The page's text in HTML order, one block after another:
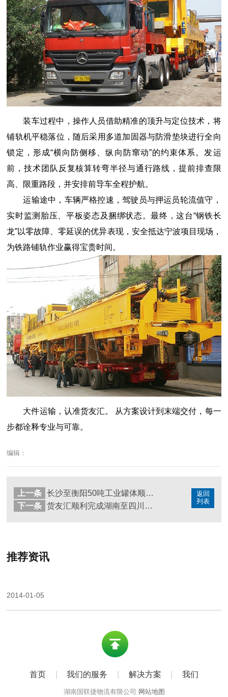
装车过程中，操作人员借助精准的顶升与定位技术，将
铺轨机平稳落位，随后采用多道加固器与防滑垫块进行全向
锁定，形成“横向防侧移、纵向防窜动”的约束体系。发运
前，技术团队反复核算转弯半径与通行路线，提前排查限
高、限重路段，并安排前导车全程护航。
运输途中，车辆严格控速，驾驶员与押运员轮流值守，
实时监测胎压、平板姿态及捆绑状态。最终，这台“钢铁长
龙”以零故障、零延误的优异表现，安全抵达宁波项目现场，
为铁路铺轨作业赢得宝贵时间。
大件运输，认准货友汇。 从方案设计到末端交付，每一
步都诠释专业与可靠。
编辑：
返回
列表
上一条
长沙至衡阳50吨工业罐体顺利发运
下一条
货友汇顺利完成湖南至四川工业电柜跨省运输任务
推荐资讯
2014-01-05
首页 | 我们的服务 | 解决方案 | 我们
湖南国联捷物流有限公司 网站地图